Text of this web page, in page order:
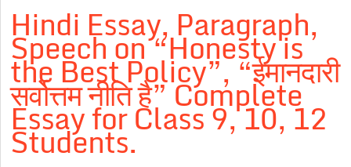
Hindi Essay, Paragraph,
Speech on “Honesty is
the Best Policy”, “ईमानदारी
सर्वोत्तम नीति है” Complete
Essay for Class 9, 10, 12
Students.